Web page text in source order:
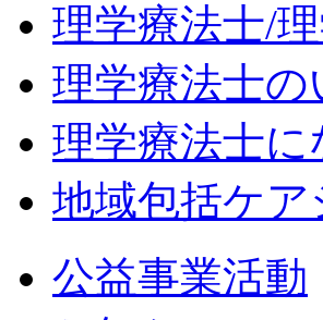
理学療法士/
理学療法士の
理学療法士に
地域包括ケア
公益事業活動